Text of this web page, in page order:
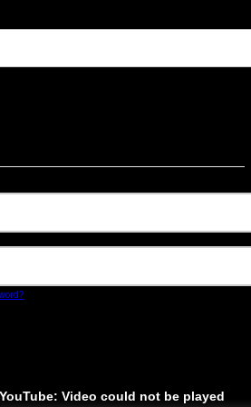
Video could not be played